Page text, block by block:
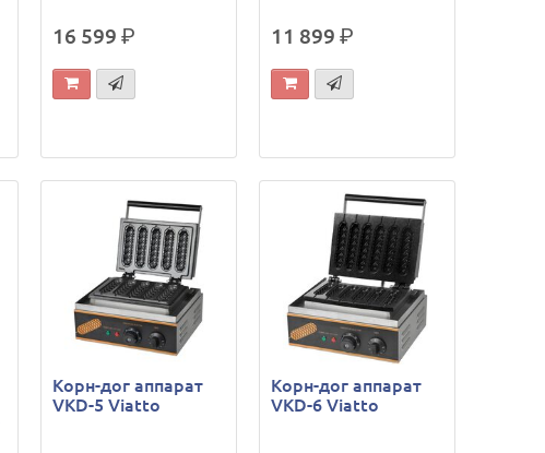
16 599 р. 11 899 р.
Корн-дог аппарат
VKD-5 Viatto
Корн-дог аппарат
VKD-6 Viatto